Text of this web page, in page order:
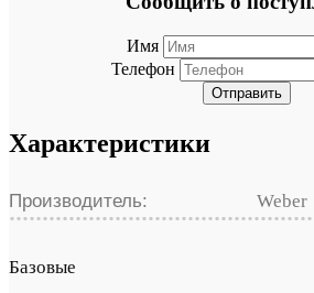
Имя
Телефон
Отправить
Характеристики
Производитель: Weber
Базовые